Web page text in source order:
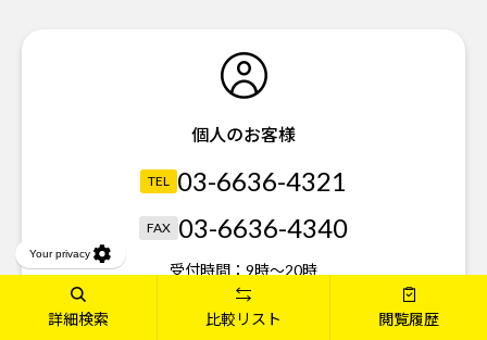
詳細検索 比較リスト 閲覧履歴
個人のお客様
TEL 03-6636-4321
FAX 03-6636-4340
受付時間： 9時～20時
※年末年始を除き無休
※ガイダンスに従って、メニュー番号を押してください。